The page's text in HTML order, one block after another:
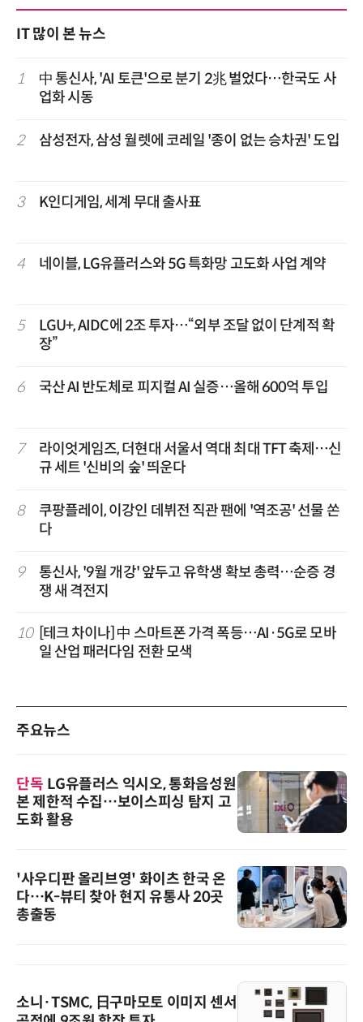
IT 많이 본 뉴스
1
中 통신사, 'AI 토큰'으로 분기 2兆 벌었다…한국도 사
업화 시동
2 삼성전자, 삼성 월렛에 코레일 '종이 없는 승차권' 도입
3 K인디게임, 세계 무대 출사표
4 네이블, LG유플러스와 5G 특화망 고도화 사업 계약
5
LGU+, AIDC에 2조 투자…“외부 조달 없이 단계적 확
장”
6 국산 AI 반도체로 피지컬 AI 실증…올해 600억 투입
7
라이엇게임즈, 더현대 서울서 역대 최대 TFT 축제…신
규 세트 '신비의 숲' 띄운다
8
쿠팡플레이, 이강인 데뷔전 직관 팬에 '역조공' 선물 쏜
다
9
통신사, '9월 개강' 앞두고 유학생 확보 총력…순증 경
쟁 새 격전지
10
[테크 차이나] 中 스마트폰 가격 폭등…AI·5G로 모바
일 산업 패러다임 전환 모색
주요뉴스
단독 LG유플러스 익시오, 통화음성원
본 제한적 수집…보이스피싱 탐지 고
도화 활용
'사우디판 올리브영' 화이츠 한국 온
다…K-뷰티 찾아 현지 유통사 20곳
총출동
소니·TSMC, 日구마모토 이미지 센서